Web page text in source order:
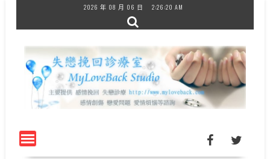
content
2026 年 08 月 06 日 2:26:20 AM